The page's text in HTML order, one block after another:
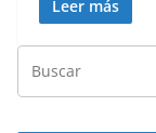
Leer más